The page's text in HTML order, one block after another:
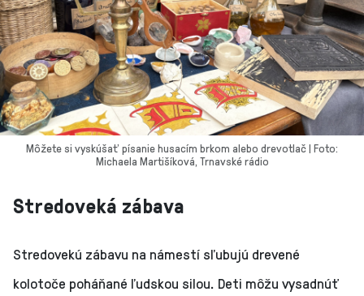
Môžete si vyskúšať písanie husacím brkom alebo drevotlač | Foto:
Michaela Martišíková, Trnavské rádio
Stredoveká zábava
Stredovekú zábavu na námestí sľubujú drevené
kolotoče poháňané ľudskou silou. Deti môžu vysadnúť